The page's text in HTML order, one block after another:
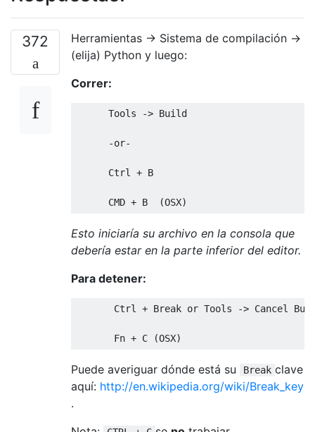
372
Herramientas -> Sistema de compilación ->
(elija) Python y luego:
Correr:
Tools -> Build
-or-
Ctrl + B
      CMD
+ B (OSX)
Esto iniciaría su archivo en la consola que
debería estar en la parte inferior del editor.
Para detener:
Ctrl + Break or Tools -> Cancel
Fn + C (OSX)
Puede averiguar dónde está su Break clave
aquí: http://en.wikipedia.org/wiki/Break_key
.